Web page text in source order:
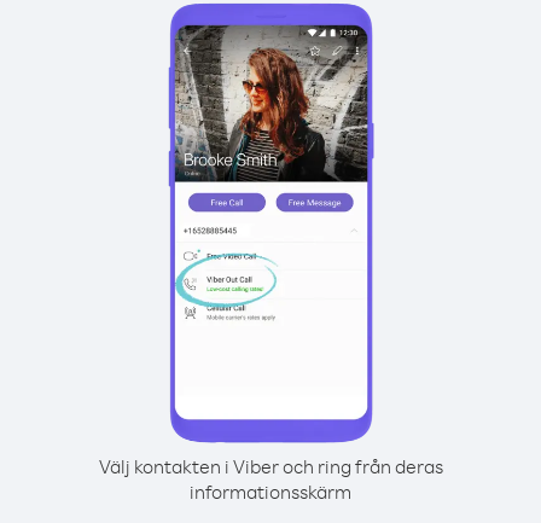
Välj kontakten i Viber och ring från deras
informationsskärm